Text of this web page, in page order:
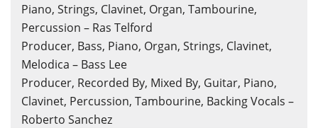
Piano, Strings, Clavinet, Organ, Tambourine,
Percussion – Ras Telford
Producer, Bass, Piano, Organ, Strings, Clavinet,
Melodica – Bass Lee
Producer, Recorded By, Mixed By, Guitar, Piano,
Clavinet, Percussion, Tambourine, Backing Vocals –
Roberto Sanchez